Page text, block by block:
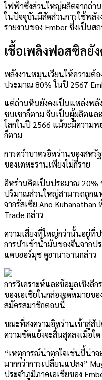
ไฟฟ้าซึ่งส่วนใหญ่ผลิตจากถ่
ในปัจจุบันมีสัดส่วนการใช้พลั
รายงานของ Ember ซึ่งเป็นส
เชื้อเพลิงฟอสซิลยั
พลังงานหมุนเวียนให้ความต้
ประมาณ 80% ในปี 2567
แต่ถ่านหินยังคงเป็นแหล่งพลั
ซบเซาก็ตาม จีนเป็นผู้ผลิตแ
โลกในปี 2566 แม้จะมีความ
ก็ตาม
การคว่ำบาตรอิหร่านของสห
ของเตหะรานเพียงไม่กี่ราย
อิหร่านคิดเป็นประมาณ 20%
ปริมาณส่วนใหญ่สามารถถูก
จากรัสเซีย Ano Kuhanathan
Trade กล่าว
ความเสี่ยงที่ใหญ่กว่านั้นอยู่ที่
การนำเข้าน้ำมันของจีนจากป
แคบฮอร์มุซ คูฮานาธานกล่าว
การวิเคราะห์และข้อมูลเชิงลึ
ของเอเชียในกล่องจดหมายข
สมัครสมาชิกตอนนี้
ขณะที่สงครามอิหร่านเข้าสู่สั
ความขัดแย้งจะสิ้นสุดลงเมื่อใด
“เหตุการณ์น่าตกใจเช่นนี้น่า
มากกว่าการเปลี่ยนแปลง”
ประจำภูมิภาคเอเชียของ